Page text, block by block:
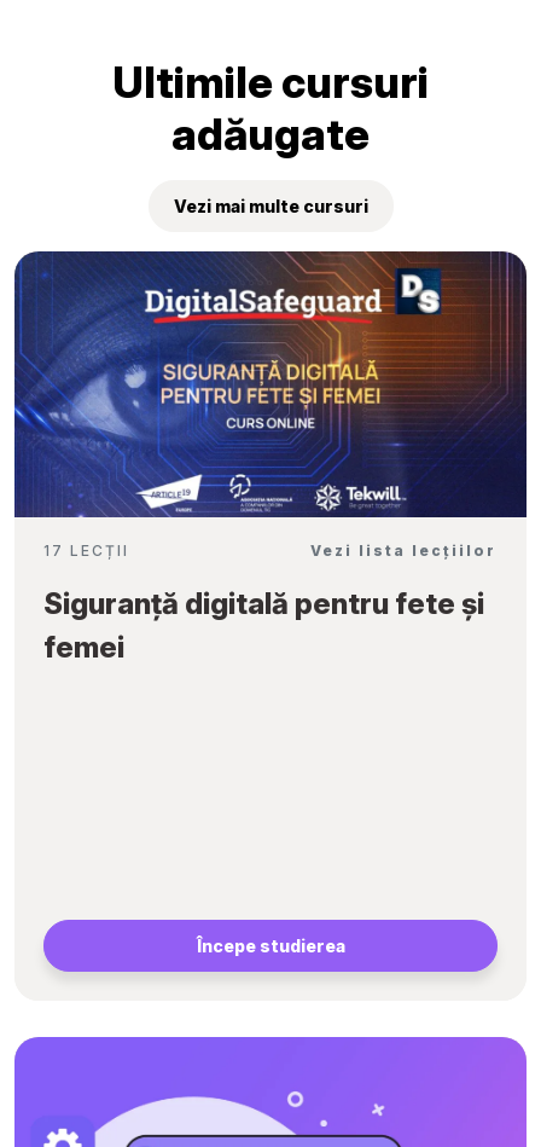
Ultimile cursuri
adăugate
Vezi mai multe cursuri
17 LECȚII Vezi lista lecțiilor
Siguranță digitală pentru fete și
femei
Începe studierea